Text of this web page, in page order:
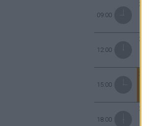
09:00
30
12:00
34
15:00
35
18:00
34